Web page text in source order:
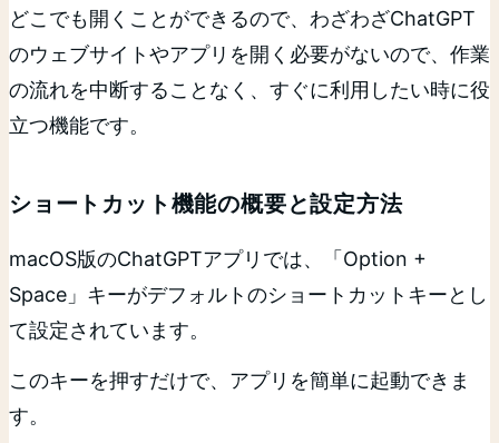
どこでも開くことができるので、わざわざChatGPT
のウェブサイトやアプリを開く必要がないので、作業
の流れを中断することなく、すぐに利用したい時に役
立つ機能です。
ショートカット機能の概要と設定方法
macOS版のChatGPTアプリでは、「Option +
Space」キーがデフォルトのショートカットキーとし
て設定されています。
このキーを押すだけで、アプリを簡単に起動できま
す。